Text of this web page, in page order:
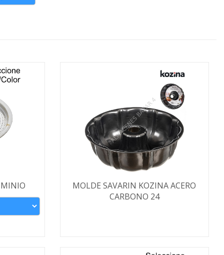
MOLDE SAVARIN KOZINA ACERO
CARBONO 24